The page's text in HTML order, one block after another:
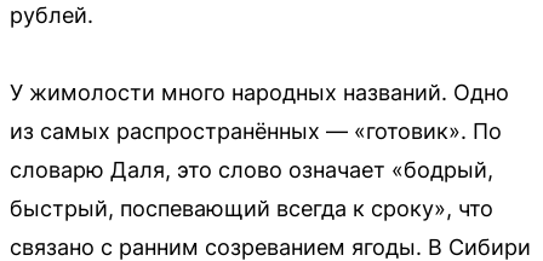
рублей.
У жимолости много народных названий. Одно
из самых распространённых — «готовик». По
словарю Даля, это слово означает «бодрый,
быстрый, поспевающий всегда к сроку», что
связано с ранним созреванием ягоды. В Сибири